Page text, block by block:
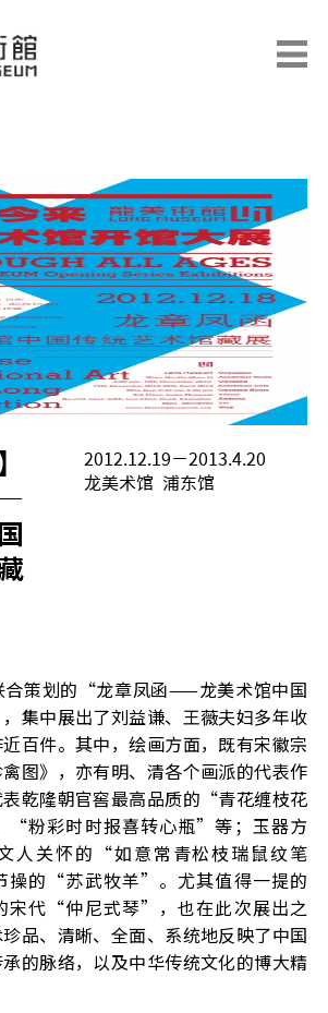
2012.12.19－2013.4.20
龙美术馆 浦东馆
合策划的“龙章凤函——龙美术馆中国
集中展出了刘益谦、王薇夫妇多年收
百件。其中，绘画方面，既有宋徽宗
图》，亦有明、清各个画派的代表作
乾隆朝官窖最高品质的“青花缠枝花
“粉彩时时报喜转心瓶”等；玉器方
人关怀的“如意常青松枝瑞鼠纹笔
操的“苏武牧羊”。尤其值得一提的
宋代“仲尼式琴”，也在此次展出之
品、清晰、全面、系统地反映了中国
的脉络，以及中华传统文化的博大精